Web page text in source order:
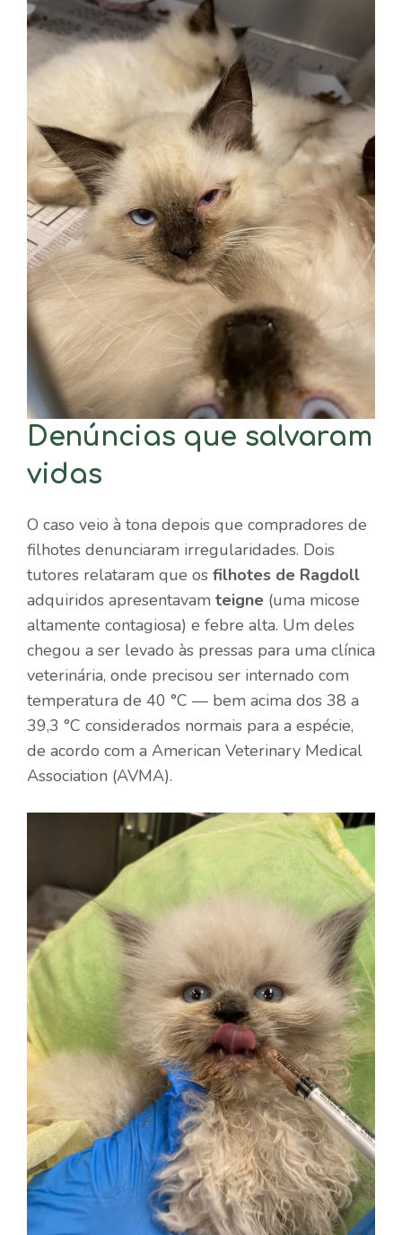
Denúncias que salvaram
vidas
O caso veio à tona depois que compradores de
filhotes denunciaram irregularidades. Dois
tutores relataram que os filhotes de Ragdoll
adquiridos apresentavam teigne (uma micose
altamente contagiosa) e febre alta. Um deles
chegou a ser levado às pressas para uma clínica
veterinária, onde precisou ser internado com
temperatura de 40 °C — bem acima dos 38 a
39,3 °C considerados normais para a espécie,
de acordo com a American Veterinary Medical
Association (AVMA).